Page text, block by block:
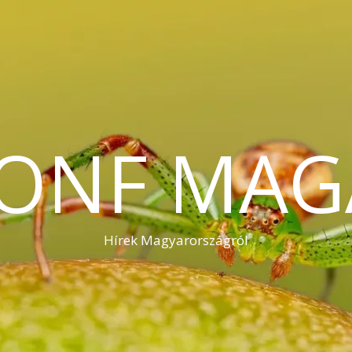
Hírek Magyarországról